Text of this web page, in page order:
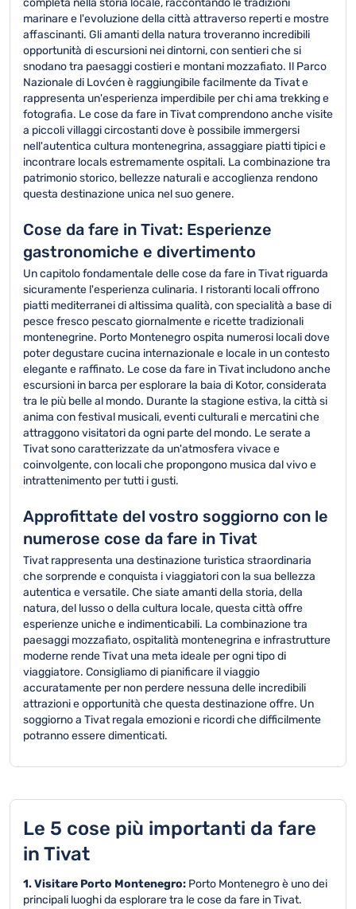
completa nella storia locale, raccontando le tradizioni
marinare e l'evoluzione della città attraverso reperti e mostre
affascinanti. Gli amanti della natura troveranno incredibili
opportunità di escursioni nei dintorni, con sentieri che si
snodano tra paesaggi costieri e montani mozzafiato. Il Parco
Nazionale di Lovćen è raggiungibile facilmente da Tivat e
rappresenta un'esperienza imperdibile per chi ama trekking e
fotografia. Le cose da fare in Tivat comprendono anche visite
a piccoli villaggi circostanti dove è possibile immergersi
nell'autentica cultura montenegrina, assaggiare piatti tipici e
incontrare locals estremamente ospitali. La combinazione tra
patrimonio storico, bellezze naturali e accoglienza rendono
questa destinazione unica nel suo genere.
Cose da fare in Tivat: Esperienze
gastronomiche e divertimento
Un capitolo fondamentale delle cose da fare in Tivat riguarda
sicuramente l'esperienza culinaria. I ristoranti locali offrono
piatti mediterranei di altissima qualità, con specialità a base di
pesce fresco pescato giornalmente e ricette tradizionali
montenegrine. Porto Montenegro ospita numerosi locali dove
poter degustare cucina internazionale e locale in un contesto
elegante e raffinato. Le cose da fare in Tivat includono anche
escursioni in barca per esplorare la baia di Kotor, considerata
tra le più belle al mondo. Durante la stagione estiva, la città si
anima con festival musicali, eventi culturali e mercatini che
attraggono visitatori da ogni parte del mondo. Le serate a
Tivat sono caratterizzate da un'atmosfera vivace e
coinvolgente, con locali che propongono musica dal vivo e
intrattenimento per tutti i gusti.
Approfittate del vostro soggiorno con le
numerose cose da fare in Tivat
Tivat rappresenta una destinazione turistica straordinaria
che sorprende e conquista i viaggiatori con la sua bellezza
autentica e versatile. Che siate amanti della storia, della
natura, del lusso o della cultura locale, questa città offre
esperienze uniche e indimenticabili. La combinazione tra
paesaggi mozzafiato, ospitalità montenegrina e infrastrutture
moderne rende Tivat una meta ideale per ogni tipo di
viaggiatore. Consigliamo di pianificare il viaggio
accuratamente per non perdere nessuna delle incredibili
attrazioni e opportunità che questa destinazione offre. Un
soggiorno a Tivat regala emozioni e ricordi che difficilmente
potranno essere dimenticati.
Le 5 cose più importanti da fare
in Tivat
1. Visitare Porto Montenegro: Porto Montenegro è uno dei
principali luoghi da esplorare tra le cose da fare in Tivat.